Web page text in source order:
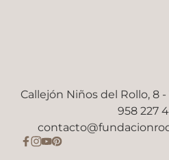
Callejón Niños del Rollo, 8 -
958 227